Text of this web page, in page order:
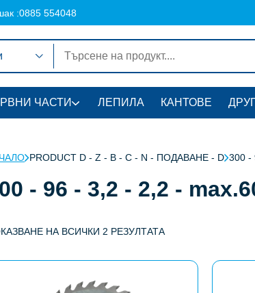
:0885 554048
ЧАСТИ ЛЕПИЛА КАНТОВЕ
PRODUCT D - Z - B - C - N - ПОДАВАНЕ - D 300 -
- 96 - 3,2 - 2,2 -
НА ВСИЧКИ 2 РЕЗУЛТАТА